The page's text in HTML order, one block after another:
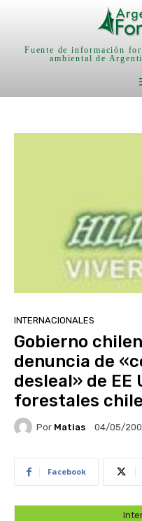
Fuente de información
ambiental de
INTERNACIONALES
Gobierno
denuncia de
desleal» de EE
forestales
Por Matias 04/05/
Facebook